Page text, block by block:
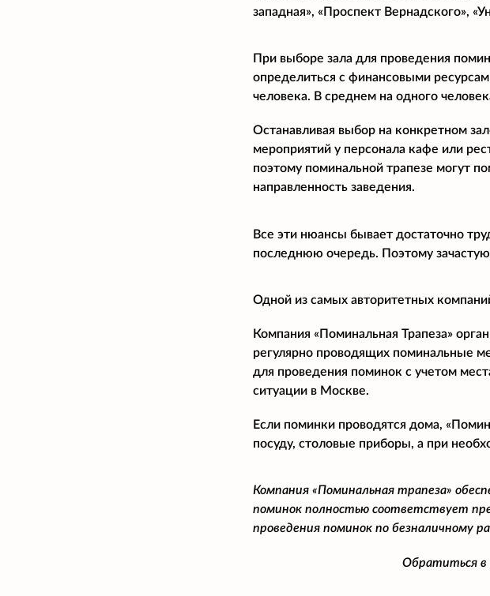
западная», «Проспект Вернадского»,
При выборе зала для проведения
определиться с финансовыми
человека. В среднем на одного
Останавливая выбор на конкретном
мероприятий у персонала кафе или
поэтому поминальной трапезе могут
направленность заведения.
Все эти нюансы бывает достаточно
последнюю очередь. Поэтому
Одной из самых авторитетных
Компания «Поминальная Трапеза»
регулярно проводящих поминальные
для проведения поминок с учетом
ситуации в Москве.
Если поминки проводятся дома,
посуду, столовые приборы, а при
Компания «Поминальная трапеза»
поминок полностью соответствует
проведения поминок по безналичному
Обратиться в